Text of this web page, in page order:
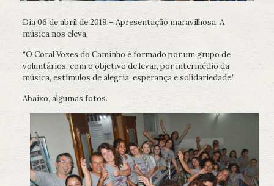
Dia 06 de abril de 2019 – Apresentação maravilhosa. A
música nos eleva.
“O Coral Vozes do Caminho é formado por um grupo de
voluntários, com o objetivo de levar, por intermédio da
música, estímulos de alegria, esperança e solidariedade.”
Abaixo, algumas fotos.